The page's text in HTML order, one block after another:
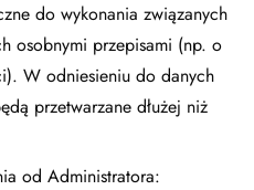
do wykonania związanych
osobnymi przepisami (np. o
W odniesieniu do danych
przetwarzane dłużej niż
od Administratora: